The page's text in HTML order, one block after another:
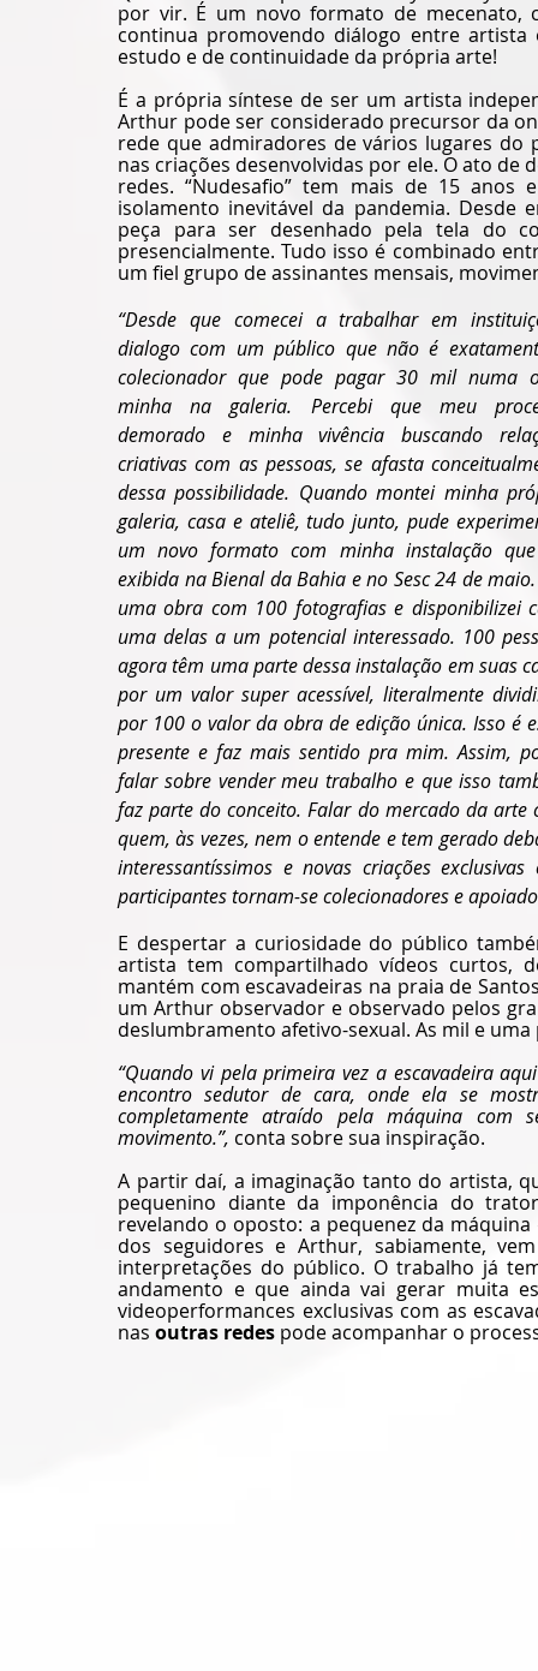
por vir. É um novo formato de mecenato,
continua promovendo diálogo entre
estudo e de continuidade da própria arte!
É a própria síntese de ser um artista
Arthur pode ser considerado precursor da
rede que admiradores de vários lugares do
nas criações desenvolvidas por ele. O ato de
redes. “Nudesafio” tem mais de 15
isolamento inevitável da pandemia. Desde
peça para ser desenhado pela tela do
presencialmente. Tudo isso é combinado
um fiel grupo de assinantes mensais,
“Desde que comecei a trabalhar em
dialogo com um público que não é
colecionador que pode pagar 30 mil numa
minha na galeria. Percebi que meu
demorado e minha vivência buscando
criativas com as pessoas, se afasta
dessa possibilidade. Quando montei minha
galeria, casa e ateliê, tudo junto, pude
um novo formato com minha instalação
exibida na Bienal da Bahia e no Sesc 24 de
uma obra com 100 fotografias e disponibilizei
uma delas a um potencial interessado. 100
agora têm uma parte dessa instalação em suas
por um valor super acessível, literalmente
por 100 o valor da obra de edição única. Isso é
presente e faz mais sentido pra mim. Assim,
falar sobre vender meu trabalho e que isso
faz parte do conceito. Falar do mercado da arte
quem, às vezes, nem o entende e tem gerado
interessantíssimos e novas criações
participantes tornam-se colecionadores e
E despertar a curiosidade do público
artista tem compartilhado vídeos curtos,
mantém com escavadeiras na praia de
um Arthur observador e observado pelos
deslumbramento afetivo-sexual. As mil e
“Quando vi pela primeira vez a escavadeira
encontro sedutor de cara, onde ela se
completamente atraído pela máquina com
movimento.”, conta sobre sua inspiração.
A partir daí, a imaginação tanto do artista,
pequenino diante da imponência do
revelando o oposto: a pequenez da
dos seguidores e Arthur, sabiamente,
interpretações do público. O trabalho já
andamento e que ainda vai gerar muita
videoperformances exclusivas com as
nas outras redes pode acompanhar o